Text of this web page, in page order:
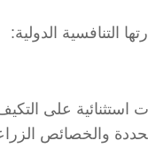
التنافسية الدولية:
على
والخصائص